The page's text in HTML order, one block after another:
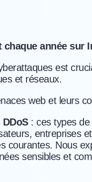
année sur
est
et réseaux.
web et leurs
: ces types de
entreprises
courantes. Nous
sensibles et